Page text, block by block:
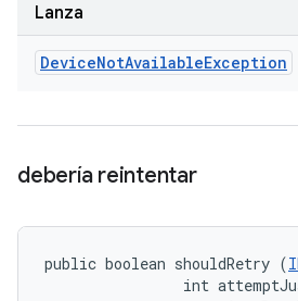
Lanza
DeviceNotAvailableException
debería reintentar
public boolean shouldRetry (
int